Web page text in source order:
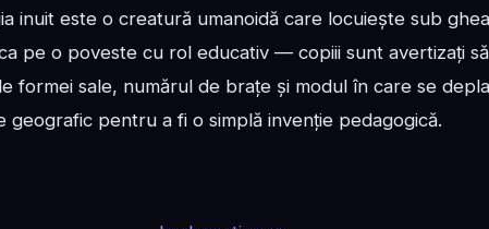
inuit este o creatură umanoidă care locuiește sub
pe o poveste cu rol educativ — copiii sunt avertizați
formei sale, numărul de brațe și modul în care se
geografic pentru a fi o simplă invenție pedagogică.